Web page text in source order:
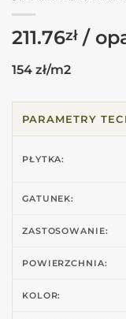
211.76zł
154 zł/m2
PARAMETRY
PŁYTKA:
GATUNEK:
ZASTOSOWANIE:
POWIERZCHNIA:
KOLOR: